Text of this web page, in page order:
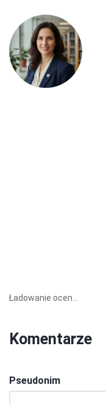
Ładowanie ocen...
Komentarze
Pseudonim